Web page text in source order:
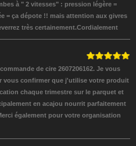
à " 2 vitesses" : pression légère =
= ça dépote !! mais attention aux givres
très certainement.Cordialement
de cire 2607206162. Je vous
vous confirmer que j'utilise votre produit
chaque trimestre sur le parquet et
en acajou nourrit parfaitement
également pour votre organisation